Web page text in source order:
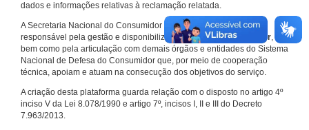
dados e informações relativas à reclamação relatada.
A Secretaria Nacional do Consumidor do Ministério da Justiça é a
responsável pela gestão e disponibilização doConsumidor.gov.br,
bem como pela articulação com demais órgãos e entidades do Sistema
Nacional de Defesa do Consumidor que, por meio de cooperação
técnica, apoiam e atuam na consecução dos objetivos do serviço.
A criação desta plataforma guarda relação com o disposto no artigo 4º
inciso V da Lei 8.078/1990 e artigo 7º, incisos I, II e III do Decreto
7.963/2013.